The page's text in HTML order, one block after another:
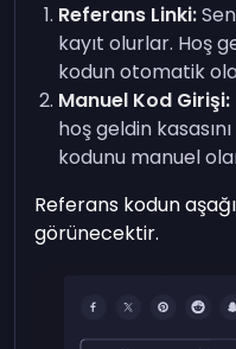
Referans Linki:
kayıt olurlar. Hoş
kodun otomatik
Manuel Kod Girişi:
hoş geldin
kodunu manuel
Referans kodun
görünecektir.